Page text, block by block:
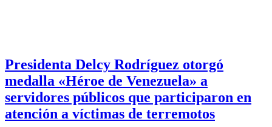
Presidenta Delcy Rodríguez otorgó
medalla «Héroe de Venezuela» a
servidores públicos que participaron en
atención a víctimas de terremotos